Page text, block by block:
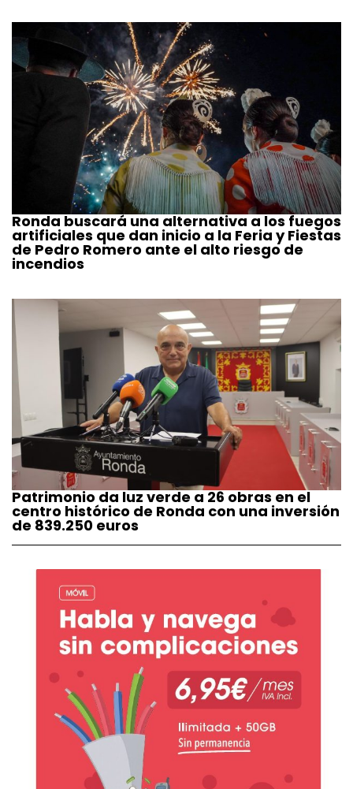
Ronda buscará una alternativa a los fuegos
artificiales que dan inicio a la Feria y Fiestas
de Pedro Romero ante el alto riesgo de
incendios
Patrimonio da luz verde a 26 obras en el
centro histórico de Ronda con una inversión
de 839.250 euros